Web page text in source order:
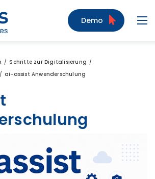
Demo
Schritte zur Digitalisierung
ai-assist Anwenderschulung